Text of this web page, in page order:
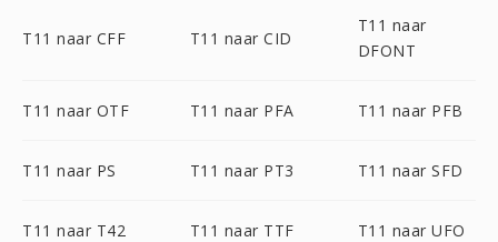
T11 naar CFF T11 naar CID
T11 naar
DFONT
T11 naar OTF T11 naar PFA T11 naar PFB
T11 naar PS T11 naar PT3 T11 naar SFD
T11 naar T42 T11 naar TTF T11 naar UFO